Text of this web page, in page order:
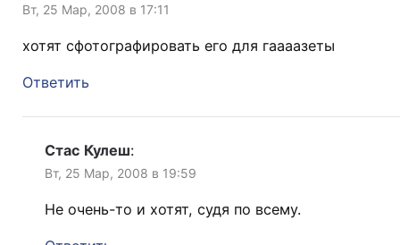
Вт, 25 Мар, 2008 в 17:11
хотят сфотографировать его для гаааазеты
Ответить
Стас Кулеш:
Вт, 25 Мар, 2008 в 19:59
Не очень-то и хотят, судя по всему.